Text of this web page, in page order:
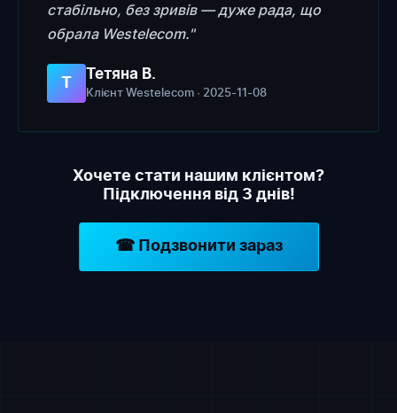
стабільно, без зривів — дуже рада, що
обрала Westelecom."
Т
Тетяна В.
Клієнт Westelecom · 2025-11-08
Хочете стати нашим клієнтом?
Підключення від 3 днів!
☎ Подзвонити зараз